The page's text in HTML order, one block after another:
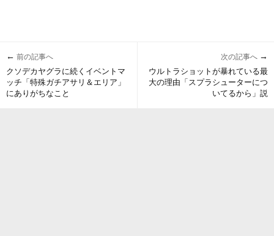
← 前の記事へ
クソデカヤグラに続くイベントマ
ッチ「特殊ガチアサリ＆エリア」
にありがちなこと
次の記事へ →
ウルトラショットが暴れている最
大の理由「スプラシューターにつ
いてるから」説